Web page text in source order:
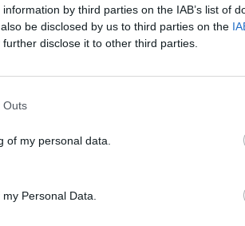
by third parties on the IAB’s list of
be disclosed by us to third parties on the
disclose it to other third parties.
Outs
of my personal data.
Personal Data.
je passe autant de temps
je lis quelque chose
me fait confiance ou parce qu’il
de culpabilité et de tristesse.
Tristan, tout est brûlant,